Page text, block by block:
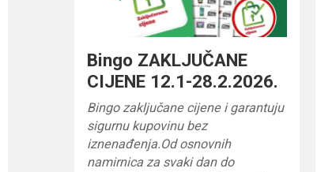
Bingo ZAKLJUČANE
CIJENE 12.1-28.2.2026.
Bingo zaključane cijene i garantuju
sigurnu kupovinu bez
iznenađenja.Od osnovnih
namirnica za svaki dan do